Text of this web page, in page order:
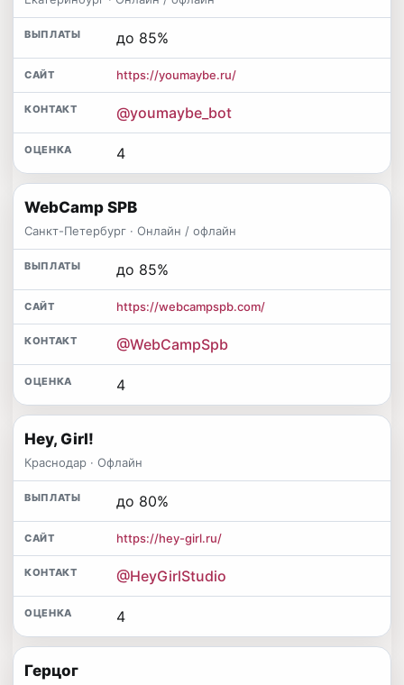
до 85%
https://youmaybe.ru/
@youmaybe_bot
4
WebCamp SPB
Санкт-Петербург · Онлайн / офлайн
до 85%
https://webcampspb.com/
@WebCampSpb
4
Hey, Girl!
Краснодар · Офлайн
до 80%
https://hey-girl.ru/
@HeyGirlStudio
4
Герцог